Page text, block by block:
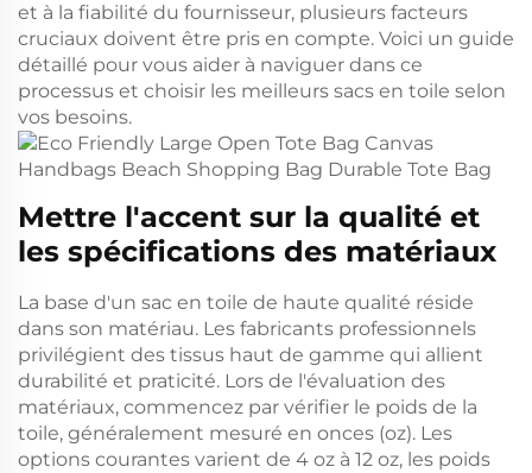
et à la fiabilité du fournisseur, plusieurs facteurs
cruciaux doivent être pris en compte. Voici un guide
détaillé pour vous aider à naviguer dans ce
processus et choisir les meilleurs sacs en toile selon
vos besoins.
Mettre l'accent sur la qualité et
les spécifications des matériaux
La base d'un sac en toile de haute qualité réside
dans son matériau. Les fabricants professionnels
privilégient des tissus haut de gamme qui allient
durabilité et praticité. Lors de l'évaluation des
matériaux, commencez par vérifier le poids de la
toile, généralement mesuré en onces (oz). Les
options courantes varient de 4 oz à 12 oz, les poids